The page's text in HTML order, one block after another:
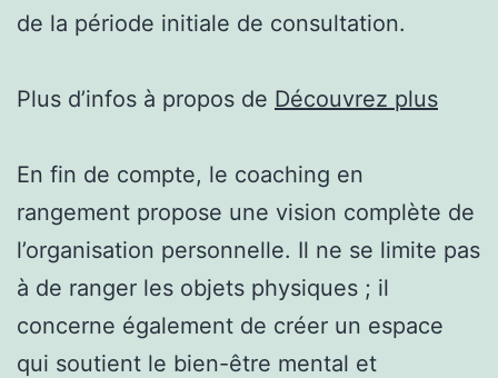
de la période initiale de consultation.
Plus d’infos à propos de Découvrez plus
En fin de compte, le coaching en
rangement propose une vision complète de
l’organisation personnelle. Il ne se limite pas
à de ranger les objets physiques ; il
concerne également de créer un espace
qui soutient le bien-être mental et